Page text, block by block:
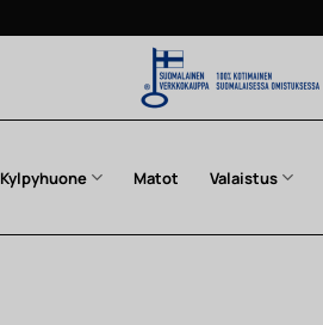
Kylpyhuone Matot Valaistus